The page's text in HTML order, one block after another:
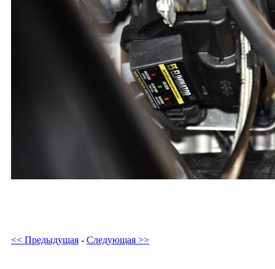
<< Предыдущая - Следующая >>